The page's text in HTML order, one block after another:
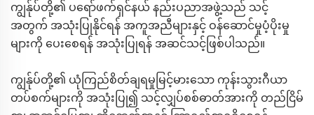
ကျွန်ုပ်တို့၏ ပရော်ဖက်ရှင်နယ် နည်းပညာအဖွဲ့သည် သင့်
အတွက် အသုံးပြုနိုင်ရန် အကူအညီများနှင့် ဝန်ဆောင်မှုပံ့ပိုးမှု
များကို ပေးစေရန် အသုံးပြုရန် အဆင်သင့်ဖြစ်ပါသည်။
ကျွန်ုပ်တို့၏ ယုံကြည်စိတ်ချရမှုမြင့်မားသော ကုန်းသွားဂီယာ
တပ်စက်များကို အသုံးပြု၍ သင့်လျှပ်စစ်ဓာတ်အားကို တည်ငြိမ်